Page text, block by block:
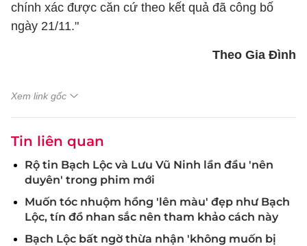
chính xác được căn cứ theo kết quả đã công bố
ngày 21/11."
Theo Gia Đình
Xem link gốc
Tin liên quan
Rộ tin Bạch Lộc và Lưu Vũ Ninh lần đầu 'nên
duyên' trong phim mới
Muốn tóc nhuộm hồng 'lên màu' đẹp như Bạch
Lộc, tín đồ nhan sắc nên tham khảo cách này
Bạch Lộc bất ngờ thừa nhận 'không muốn bị